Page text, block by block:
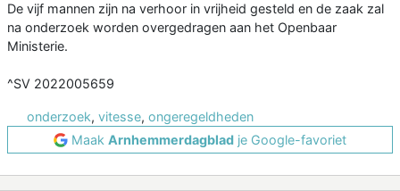
De vijf mannen zijn na verhoor in vrijheid gesteld en de zaak zal
na onderzoek worden overgedragen aan het Openbaar
Ministerie.
^SV 2022005659
onderzoek, vitesse, ongeregeldheden
Maak Arnhemmerdagblad je Google-favoriet